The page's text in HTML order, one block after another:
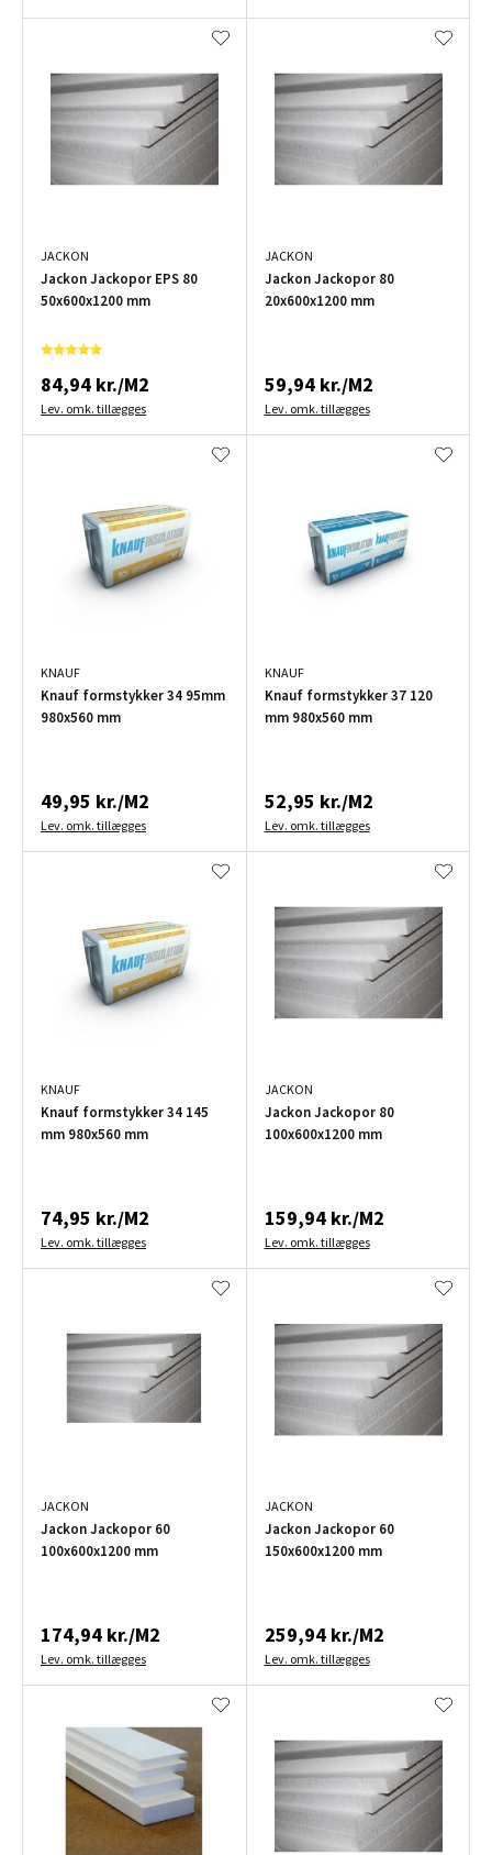
JACKON
Jackon Jackopor EPS 80
50x600x1200 mm
84,94 kr./M2
Lev. omk. tillægges
JACKON
Jackon Jackopor 80
20x600x1200 mm
59,94 kr./M2
Lev. omk. tillægges
KNAUF
Knauf formstykker 34 95mm
980x560 mm
49,95 kr./M2
Lev. omk. tillægges
KNAUF
Knauf formstykker 37 120
mm 980x560 mm
52,95 kr./M2
Lev. omk. tillægges
KNAUF
Knauf formstykker 34 145
mm 980x560 mm
74,95 kr./M2
Lev. omk. tillægges
JACKON
Jackon Jackopor 80
100x600x1200 mm
159,94 kr./M2
Lev. omk. tillægges
JACKON
Jackon Jackopor 60
100x600x1200 mm
174,94 kr./M2
Lev. omk. tillægges
JACKON
Jackon Jackopor 60
150x600x1200 mm
259,94 kr./M2
Lev. omk. tillægges